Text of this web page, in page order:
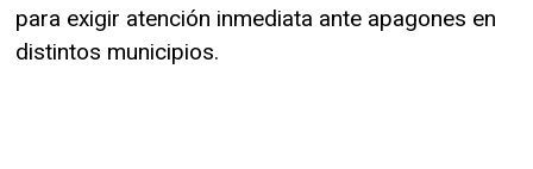
para exigir atención inmediata ante apagones en
distintos municipios.